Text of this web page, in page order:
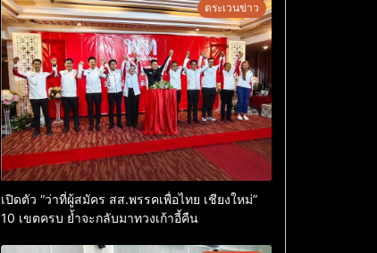
ตระเวนข่าว
เปิดตัว “ว่าที่ผู้สมัคร สส.พรรคเพื่อไทย เชียงใหม่”
10 เขตครบ ย้ำจะกลับมาทวงเก้าอี้คืน